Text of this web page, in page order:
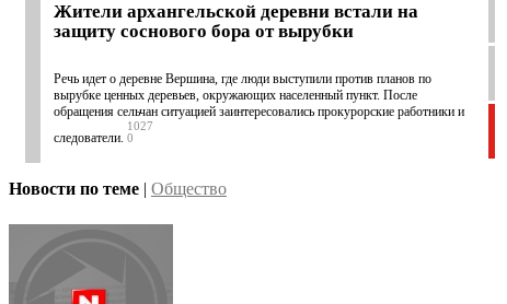
Жители архангельской деревни встали на
защиту соснового бора от вырубки
Речь идет о деревне Вершина, где люди выступили против планов по
вырубке ценных деревьев, окружающих населенный пункт. После
обращения сельчан ситуацией заинтересовались прокурорские работники и
следователи.
1027
0
Новости по теме | Общество